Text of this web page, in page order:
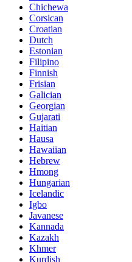
Chichewa
Corsican
Croatian
Dutch
Estonian
Filipino
Finnish
Frisian
Galician
Georgian
Gujarati
Haitian
Hausa
Hawaiian
Hebrew
Hmong
Hungarian
Icelandic
Igbo
Javanese
Kannada
Kazakh
Khmer
Kurdish